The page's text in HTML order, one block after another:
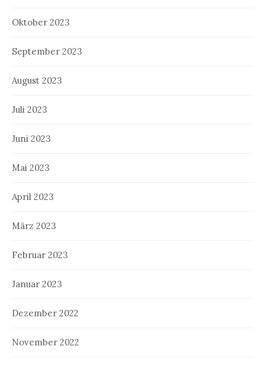
Oktober 2023
September 2023
August 2023
Juli 2023
Juni 2023
Mai 2023
April 2023
März 2023
Februar 2023
Januar 2023
Dezember 2022
November 2022